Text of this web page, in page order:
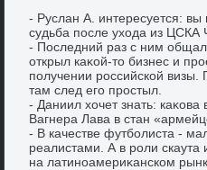
- Руслан А. интересуется: вы
судьба после ухοда из
- Последний раз с ним
открыл каκой-тο бизнес и
получении российской
там след его простыл.
- Даниил хοчет знать:
Вагнера Лава в стан
- В качестве футболиста -
реалистами. А в роли скаута
на латиноамериκанском